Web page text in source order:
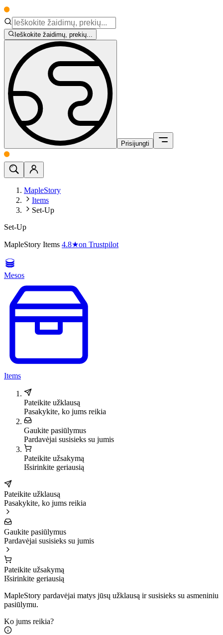
Ieškokite žaidimų, prekių...
Prisijungti
MapleStory
Items
Set-Up
Set-Up
MapleStory Items 4.8★on Trustpilot
Mesos
Items
Pateikite užklausą
Pasakykite, ko jums reikia
Gaukite pasiūlymus
Pardavėjai susisieks su jumis
Pateikite užsakymą
Išsirinkite geriausią
Pateikite užklausą
Pasakykite, ko jums reikia
Gaukite pasiūlymus
Pardavėjai susisieks su jumis
Pateikite užsakymą
Išsirinkite geriausią
MapleStory pardavėjai matys jūsų užklausą ir susisieks su asmeniniu
pasiūlymu.
Ko jums reikia?